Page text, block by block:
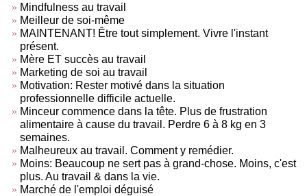
Mindfulness au travail
Meilleur de soi-même
MAINTENANT! Être tout simplement. Vivre l'instant
présent.
Mère ET succès au travail
Marketing de soi au travail
Motivation: Rester motivé dans la situation
professionnelle difficile actuelle.
Minceur commence dans la tête. Plus de frustration
alimentaire à cause du travail. Perdre 6 à 8 kg en 3
semaines.
Malheureux au travail. Comment y remédier.
Moins: Beaucoup ne sert pas à grand-chose. Moins, c'est
plus. Au travail & dans la vie.
Marché de l'emploi déguisé